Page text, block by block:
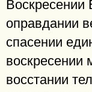
оправдании
спасении
воскресении
восстании